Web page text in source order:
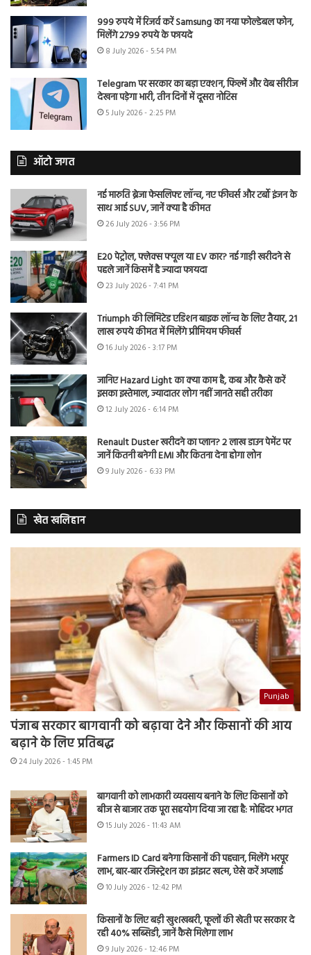
999 रुपये में रिजर्व करें Samsung का नया फोल्डेबल फोन,
मिलेंगे 2799 रुपये के फायदे
8 July 2026 - 5:54 PM
Telegram पर सरकार का बड़ा एक्शन, फिल्में और वेब सीरीज
देखना पड़ेगा भारी, तीन दिनों में दूसरा नोटिस
5 July 2026 - 2:25 PM
ऑटो जगत
नई मारुति ब्रेजा फेसलिफ्ट लॉन्च, नए फीचर्स और टर्बो इंजन के
साथ आई SUV, जानें क्या है कीमत
26 July 2026 - 3:56 PM
E20 पेट्रोल, फ्लेक्स फ्यूल या EV कार? नई गाड़ी खरीदने से
पहले जानें किसमें है ज्यादा फायदा
23 July 2026 - 7:41 PM
Triumph की लिमिटेड एडिशन बाइक लॉन्च के लिए तैयार, 21
लाख रुपये कीमत में मिलेंगे प्रीमियम फीचर्स
16 July 2026 - 3:17 PM
जानिए Hazard Light का क्या काम है, कब और कैसे करें
इसका इस्तेमाल, ज्यादातर लोग नहीं जानते सही तरीका
12 July 2026 - 6:14 PM
Renault Duster खरीदने का प्लान? 2 लाख डाउन पेमेंट पर
जानें कितनी बनेगी EMI और कितना देना होगा लोन
9 July 2026 - 6:33 PM
खेत खलिहान
Punjab
पंजाब सरकार बागवानी को बढ़ावा देने और किसानों की आय
बढ़ाने के लिए प्रतिबद्ध
24 July 2026 - 1:45 PM
बागवानी को लाभकारी व्यवसाय बनाने के लिए किसानों को
बीज से बाजार तक पूरा सहयोग दिया जा रहा है: मोहिंदर भगत
15 July 2026 - 11:43 AM
Farmers ID Card बनेगा किसानों की पहचान, मिलेंगे भरपूर
लाभ, बार-बार रजिस्ट्रेशन का झंझट खत्म, ऐसे करें अप्लाई
10 July 2026 - 12:42 PM
किसानों के लिए बड़ी खुशखबरी, फूलों की खेती पर सरकार दे
रही 40% सब्सिडी, जानें कैसे मिलेगा लाभ
9 July 2026 - 12:46 PM